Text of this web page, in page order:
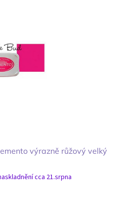
výrazně růžový velký
cca 21.srpna